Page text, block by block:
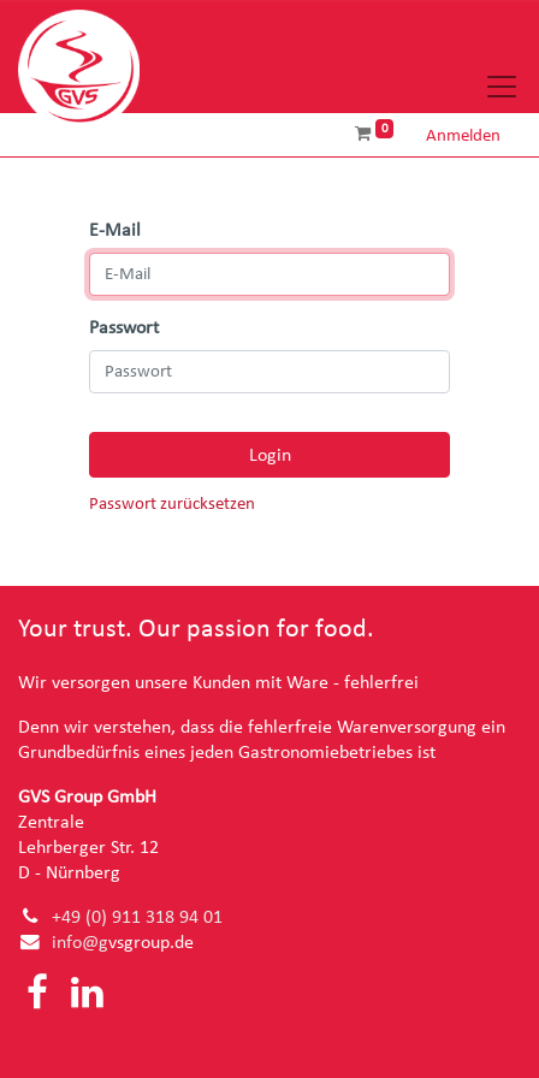
0 Anmelden
E-Mail
Passwort
Login
Passwort zurücksetzen
Your trust. Our passion for food.
Wir versorgen unsere Kunden mit Ware - fehlerfrei
Denn wir verstehen, dass die fehlerfreie Warenversorgung ein
Grundbedürfnis eines jeden Gastronomiebetriebes ist
GVS Group GmbH
Zentrale
Lehrberger Str. 12
D - Nürnberg
+49 (0) 911 318 94 01
info@gvsgroup.de